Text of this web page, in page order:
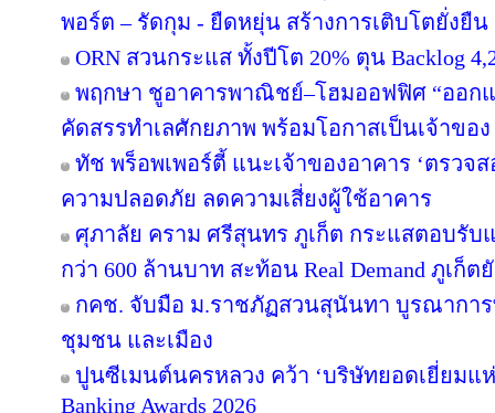
พอร์ต – รัดกุม - ยืดหยุ่น สร้างการเติบโตยั่งยื
ORN สวนกระแส ทั้งปีโต 20% ตุน Backlog
พฤกษา ชูอาคารพาณิชย์–โฮมออฟฟิศ “ออก
คัดสรรทำเลศักยภาพ พร้อมโอกาสเป็นเจ้าของ
ทัช พร็อพเพอร์ตี้ แนะเจ้าของอาคาร ‘ตรวจ
ความปลอดภัย ลดความเสี่ยงผู้ใช้อาคาร
ศุภาลัย คราม ศรีสุนทร ภูเก็ต กระแสตอบรับ
กว่า 600 ล้านบาท สะท้อน Real Demand ภูเก็ต
กคช. จับมือ ม.ราชภัฏสวนสุนันทา บูรณากา
ชุมชน และเมือง
ปูนซีเมนต์นครหลวง คว้า ‘บริษัทยอดเยี่ยมแห่
Banking Awards 2026